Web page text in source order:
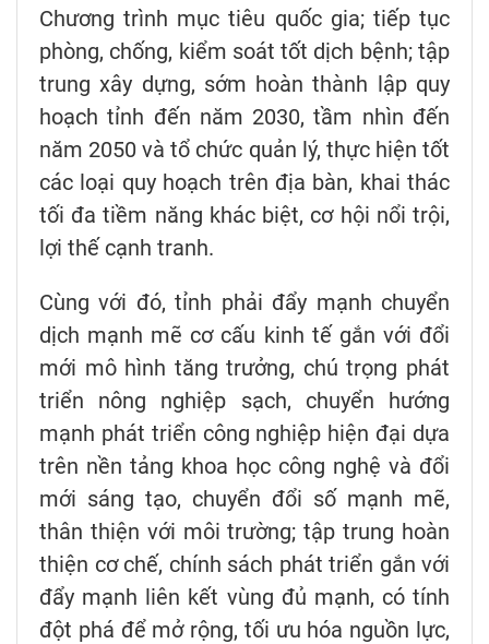
Chương trình mục tiêu quốc gia; tiếp tục
phòng, chống, kiểm soát tốt dịch bệnh; tập
trung xây dựng, sớm hoàn thành lập quy
hoạch tỉnh đến năm 2030, tầm nhìn đến
năm 2050 và tổ chức quản lý, thực hiện tốt
các loại quy hoạch trên địa bàn, khai thác
tối đa tiềm năng khác biệt, cơ hội nổi trội,
lợi thế cạnh tranh.
Cùng với đó, tỉnh phải đẩy mạnh chuyển
dịch mạnh mẽ cơ cấu kinh tế gắn với đổi
mới mô hình tăng trưởng, chú trọng phát
triển nông nghiệp sạch, chuyển hướng
mạnh phát triển công nghiệp hiện đại dựa
trên nền tảng khoa học công nghệ và đổi
mới sáng tạo, chuyển đổi số mạnh mẽ,
thân thiện với môi trường; tập trung hoàn
thiện cơ chế, chính sách phát triển gắn với
đẩy mạnh liên kết vùng đủ mạnh, có tính
đột phá để mở rộng, tối ưu hóa nguồn lực,